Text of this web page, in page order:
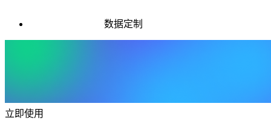
数据定制
立即使用